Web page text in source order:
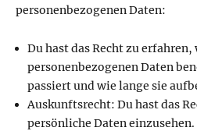
personenbezogenen Daten:
Du hast das Recht zu
personenbezogenen Daten
passiert und wie lange sie
Auskunftsrecht: Du hast das
persönliche Daten einzusehen.